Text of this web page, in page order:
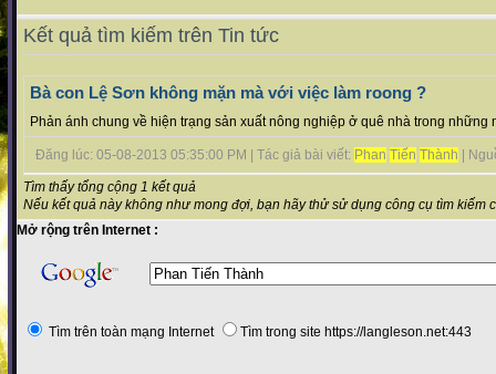
Kết quả tìm kiếm trên Tin tức
Bà con Lệ Sơn không mặn mà với việc làm roong ?
Phản ánh chung về hiện trạng sản xuất nông nghiệp ở quê nhà trong những
Đăng lúc: 05-08-2013 05:35:00 PM | Tác giả bài viết: Phan Tiến Thành |
Tìm thấy tổng cộng 1 kết quả
Nếu kết quả này không như mong đợi, bạn hãy thử sử dụng công cụ tìm kiếm
Mở rộng trên Internet :
Tìm trên toàn mạng Internet Tìm trong site https://langleson.net:443